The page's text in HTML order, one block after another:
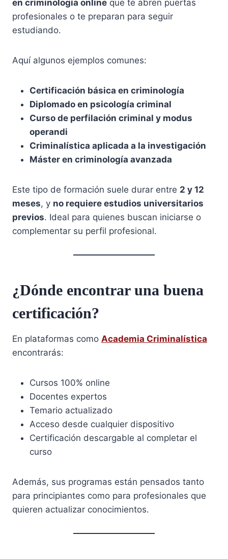
en criminología online que te abren puertas
profesionales o te preparan para seguir
estudiando.
Aquí algunos ejemplos comunes:
Certificación básica en criminología
Diplomado en psicología criminal
Curso de perfilación criminal y modus
operandi
Criminalística aplicada a la investigación
Máster en criminología avanzada
Este tipo de formación suele durar entre 2 y 12
meses, y no requiere estudios universitarios
previos. Ideal para quienes buscan iniciarse o
complementar su perfil profesional.
¿Dónde encontrar una buena
certificación?
En plataformas como Academia Criminalística
encontrarás:
Cursos 100% online
Docentes expertos
Temario actualizado
Acceso desde cualquier dispositivo
Certificación descargable al completar el
curso
Además, sus programas están pensados tanto
para principiantes como para profesionales que
quieren actualizar conocimientos.